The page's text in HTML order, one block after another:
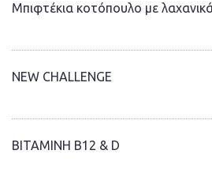
Μπιφτέκια κοτόπουλο με
NEW CHALLENGE
ΒΙΤΑΜΙΝΗ Β12 & D